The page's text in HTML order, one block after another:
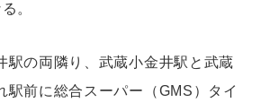
。
駅の両隣り、武蔵小金井駅と武蔵
駅前に総合スーパー（GMS）タイ